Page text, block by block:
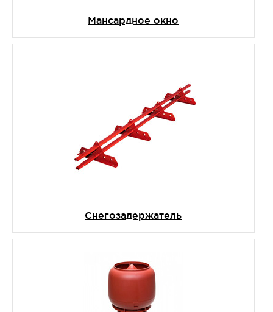
Мансардное окно
Снегозадержатель